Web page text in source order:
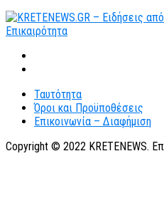
Ταυτότητα
Όροι και Προϋποθέσεις
Επικοινωνία – Διαφήμιση
Copyright © 2022 KRETENEWS.